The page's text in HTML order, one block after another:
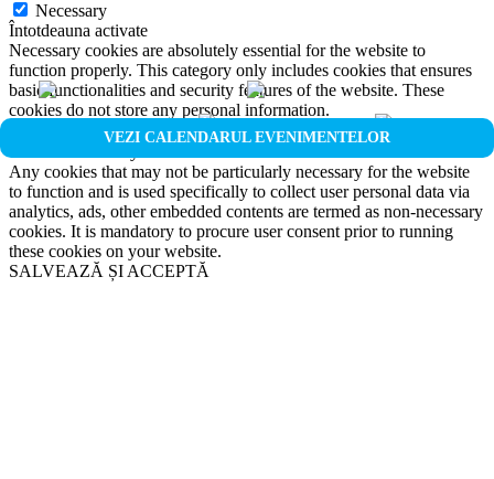
VEZI CALENDARUL EVENIMENTELOR
Necessary
Întotdeauna activate
Necessary cookies are absolutely essential for the website to
function properly. This category only includes cookies that ensures
basic functionalities and security features of the website. These
cookies do not store any personal information.
Non-necessary
Any cookies that may not be particularly necessary for the website
to function and is used specifically to collect user personal data via
analytics, ads, other embedded contents are termed as non-necessary
cookies. It is mandatory to procure user consent prior to running
these cookies on your website.
SALVEAZĂ ȘI ACCEPTĂ